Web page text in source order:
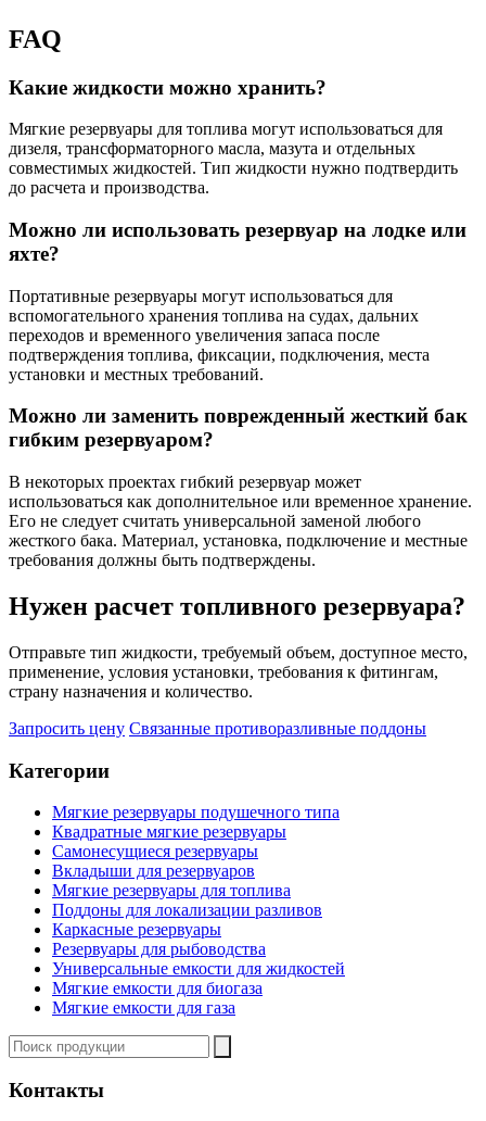
FAQ
Какие жидкости можно хранить?
Мягкие резервуары для топлива могут использоваться для
дизеля, трансформаторного масла, мазута и отдельных
совместимых жидкостей. Тип жидкости нужно подтвердить
до расчета и производства.
Можно ли использовать резервуар на лодке или
яхте?
Портативные резервуары могут использоваться для
вспомогательного хранения топлива на судах, дальних
переходов и временного увеличения запаса после
подтверждения топлива, фиксации, подключения, места
установки и местных требований.
Можно ли заменить поврежденный жесткий бак
гибким резервуаром?
В некоторых проектах гибкий резервуар может
использоваться как дополнительное или временное хранение.
Его не следует считать универсальной заменой любого
жесткого бака. Материал, установка, подключение и местные
требования должны быть подтверждены.
Нужен расчет топливного резервуара?
Отправьте тип жидкости, требуемый объем, доступное место,
применение, условия установки, требования к фитингам,
страну назначения и количество.
Запросить цену Связанные противоразливные поддоны
Категории
Мягкие резервуары подушечного типа
Квадратные мягкие резервуары
Самонесущиеся резервуары
Вкладыши для резервуаров
Мягкие резервуары для топлива
Поддоны для локализации разливов
Каркасные резервуары
Резервуары для рыбоводства
Универсальные емкости для жидкостей
Мягкие емкости для биогаза
Мягкие емкости для газа
Контакты